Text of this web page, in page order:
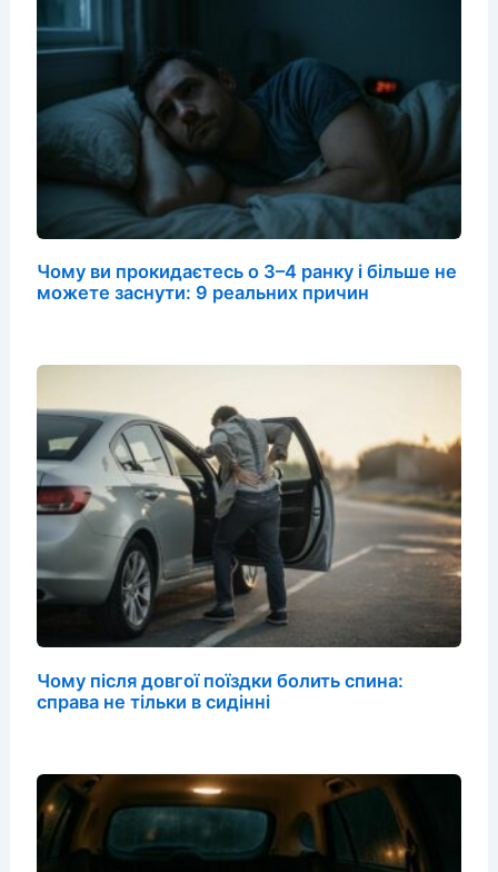
Чому ви прокидаєтесь о 3–4 ранку і більше не
можете заснути: 9 реальних причин
Чому після довгої поїздки болить спина:
справа не тільки в сидінні